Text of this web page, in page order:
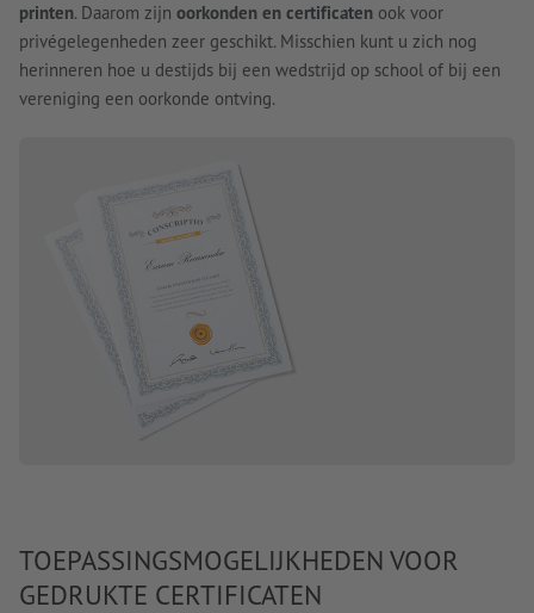
printen. Daarom zijn oorkonden en certificaten ook voor
privégelegenheden zeer geschikt. Misschien kunt u zich nog
herinneren hoe u destijds bij een wedstrijd op school of bij een
vereniging een oorkonde ontving.
TOEPASSINGSMOGELIJKHEDEN VOOR
GEDRUKTE CERTIFICATEN